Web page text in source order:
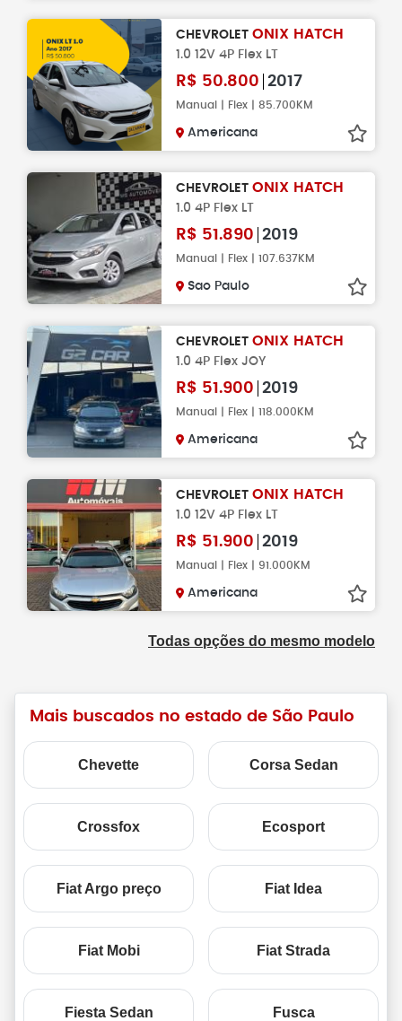
CHEVROLET ONIX HATCH
1.0 12V 4P Flex LT
R$ 50.800 2017
Manual | Flex | 85.700KM
Americana
CHEVROLET ONIX HATCH
1.0 4P Flex LT
R$ 51.890 2019
Manual | Flex | 107.637KM
Sao Paulo
CHEVROLET ONIX HATCH
1.0 4P Flex JOY
R$ 51.900 2019
Manual | Flex | 118.000KM
Americana
CHEVROLET ONIX HATCH
1.0 12V 4P Flex LT
R$ 51.900 2019
Manual | Flex | 91.000KM
Americana
Todas opções do mesmo modelo
Mais buscados no estado de São Paulo
Chevette Corsa Sedan
Crossfox Ecosport
Fiat Argo preço Fiat Idea
Fiat Mobi Fiat Strada
Fiesta Sedan Fusca